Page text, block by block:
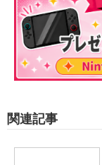
関連記事